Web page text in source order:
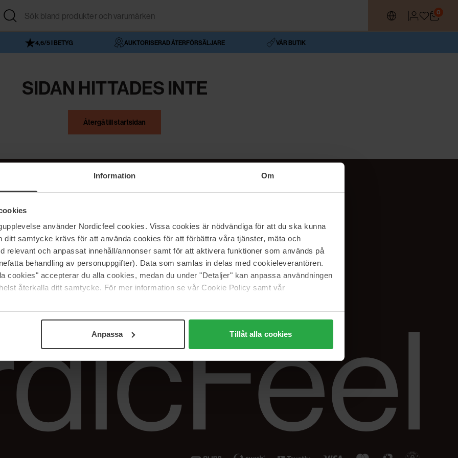
Information Om
använder Nordicfeel cookies. Vissa cookies är nödvändiga för att du ska kunna
ditt samtycke krävs för att använda cookies för att förbättra våra tjänster, mäta och
relevant och anpassat innehåll/annonser samt för att aktivera funktioner som används på
behandling av personuppgifter). Data som samlas in delas med cookieleverantören.
cookies" accepterar du alla cookies, medan du under "Detaljer" kan anpassa användningen
återkalla ditt samtycke. För mer information se vår Cookie Policy samt vår
Anpassa Tillåt alla cookies
0
4,6/5 I BETYG AUKTORISERAD ÅTERFÖRSÄLJARE VÅR BUTIK
SIDAN HITTADES INTE
Återgå till startsidan
NordicFeel
Vår butik
Våra varumärken
Jobba hos oss
Samarbeta med oss
The Beauty Edit
Hjälp
FAQ
Spåra min beställning
Returer &
reklamationer
Följ oss
Facebook
Instagram
Linkedin